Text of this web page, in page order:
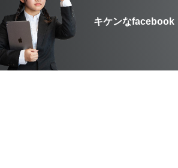
キケンなfacebook